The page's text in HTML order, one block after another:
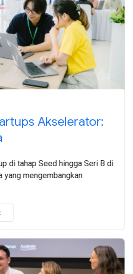
Akselerator:
di tahap Seed hingga Seri B di
yang mengembangkan